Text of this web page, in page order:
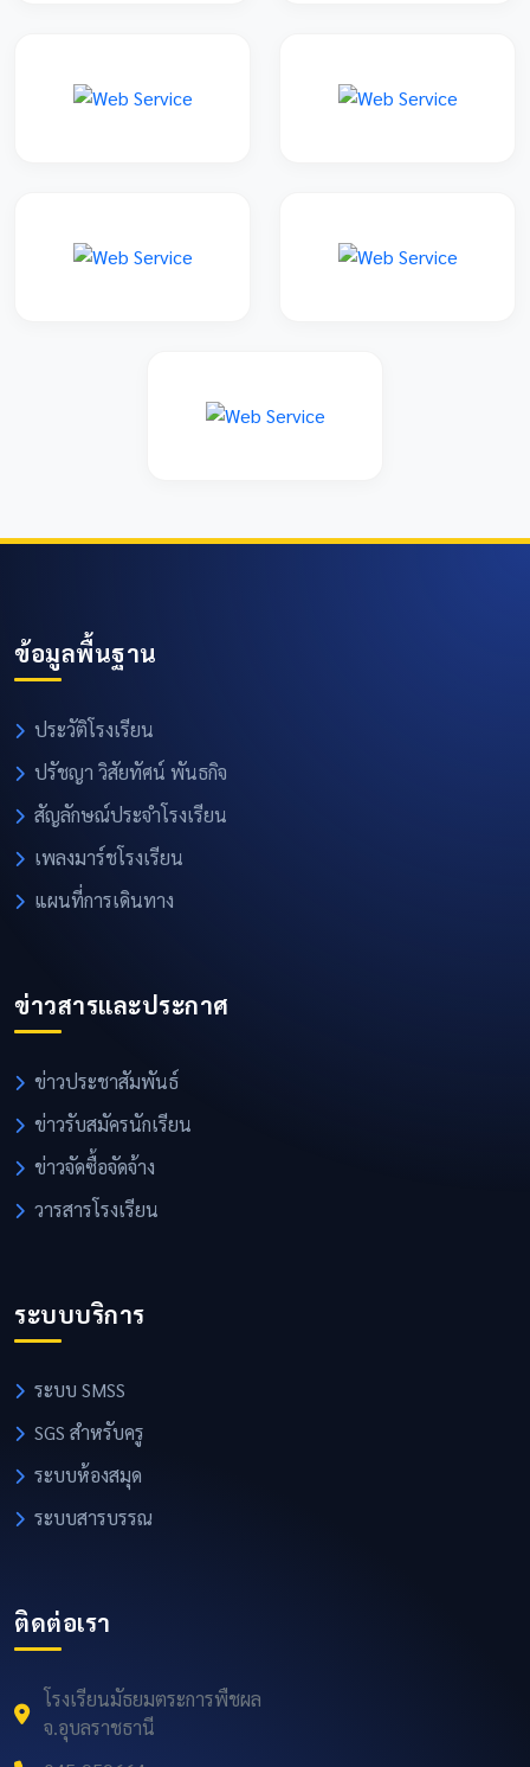
ข้อมูลพื้นฐาน
ประวัติโรงเรียน
ปรัชญา วิสัยทัศน์ พันธกิจ
สัญลักษณ์ประจำโรงเรียน
เพลงมาร์ชโรงเรียน
แผนที่การเดินทาง
ข่าวสารและประกาศ
ข่าวประชาสัมพันธ์
ข่าวรับสมัครนักเรียน
ข่าวจัดซื้อจัดจ้าง
วารสารโรงเรียน
ระบบบริการ
ระบบ SMSS
SGS สำหรับครู
ระบบห้องสมุด
ระบบสารบรรณ
ติดต่อเรา
โรงเรียนมัธยมตระการพืชผล
จ.อุบลราชธานี